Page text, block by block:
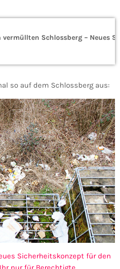
so auf dem Schlossberg aus:
Sicherheitskonzept für den